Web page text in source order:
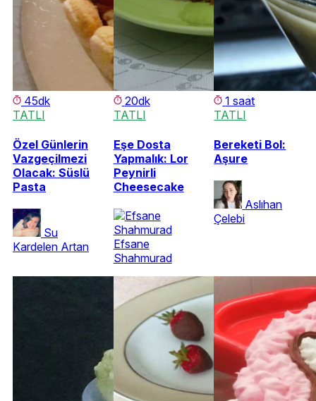
45dk
TATLI
Özel Günlerin
Vazgeçilmezi
Olacak: Süslü
Pasta
Su
Kardelen Artan
20dk
TATLI
Eşe Dosta
Yapmalık: Lor
Peynirli
Cheesecake
Efsane
Shahmurad
1 saat
TATLI
Bereketi Bol:
Aşure
Aslıhan
Çelebi